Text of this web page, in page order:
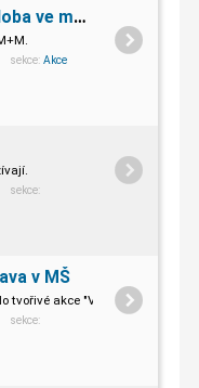
Velikonoční výzdoba ve městě
sekce: Akce
sekce:
v MŠ
tvořivé akce "Velikonoční
sekce: